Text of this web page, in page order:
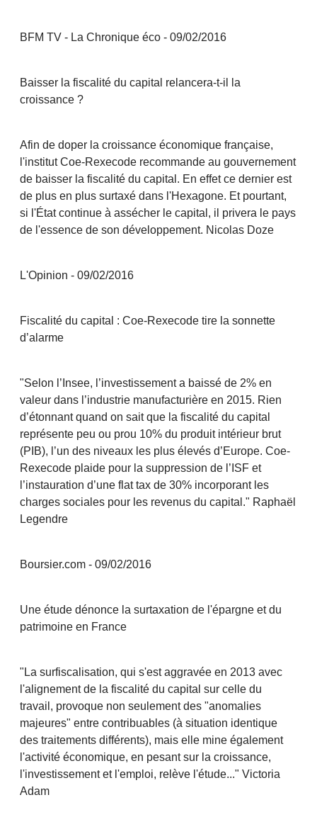
BFM TV - La Chronique éco - 09/02/2016
Baisser la fiscalité du capital relancera-t-il la
croissance ?
Afin de doper la croissance économique française,
l'institut Coe-Rexecode recommande au gouvernement
de baisser la fiscalité du capital. En effet ce dernier est
de plus en plus surtaxé dans l'Hexagone. Et pourtant,
si l'État continue à assécher le capital, il privera le pays
de l'essence de son développement. Nicolas Doze
L'Opinion - 09/02/2016
Fiscalité du capital : Coe-Rexecode tire la sonnette
d’alarme
"Selon l’Insee, l’investissement a baissé de 2% en
valeur dans l’industrie manufacturière en 2015. Rien
d’étonnant quand on sait que la fiscalité du capital
représente peu ou prou 10% du produit intérieur brut
(PIB), l’un des niveaux les plus élevés d’Europe. Coe-
Rexecode plaide pour la suppression de l’ISF et
l’instauration d’une flat tax de 30% incorporant les
charges sociales pour les revenus du capital." Raphaël
Legendre
Boursier.com - 09/02/2016
Une étude dénonce la surtaxation de l'épargne et du
patrimoine en France
"La surfiscalisation, qui s'est aggravée en 2013 avec
l'alignement de la fiscalité du capital sur celle du
travail, provoque non seulement des "anomalies
majeures" entre contribuables (à situation identique
des traitements différents), mais elle mine également
l'activité économique, en pesant sur la croissance,
l'investissement et l'emploi, relève l'étude..." Victoria
Adam